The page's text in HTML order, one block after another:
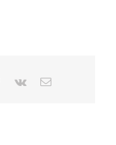
Pinterest
Vk Email